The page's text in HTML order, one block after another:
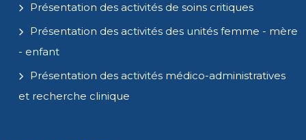
Présentation des activités de soins critiques
Présentation des activités des unités femme - mère
- enfant
Présentation des activités médico-administratives
et recherche clinique